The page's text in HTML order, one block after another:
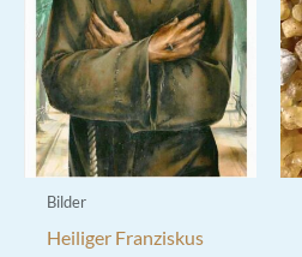
Bilder
Heiliger Franziskus